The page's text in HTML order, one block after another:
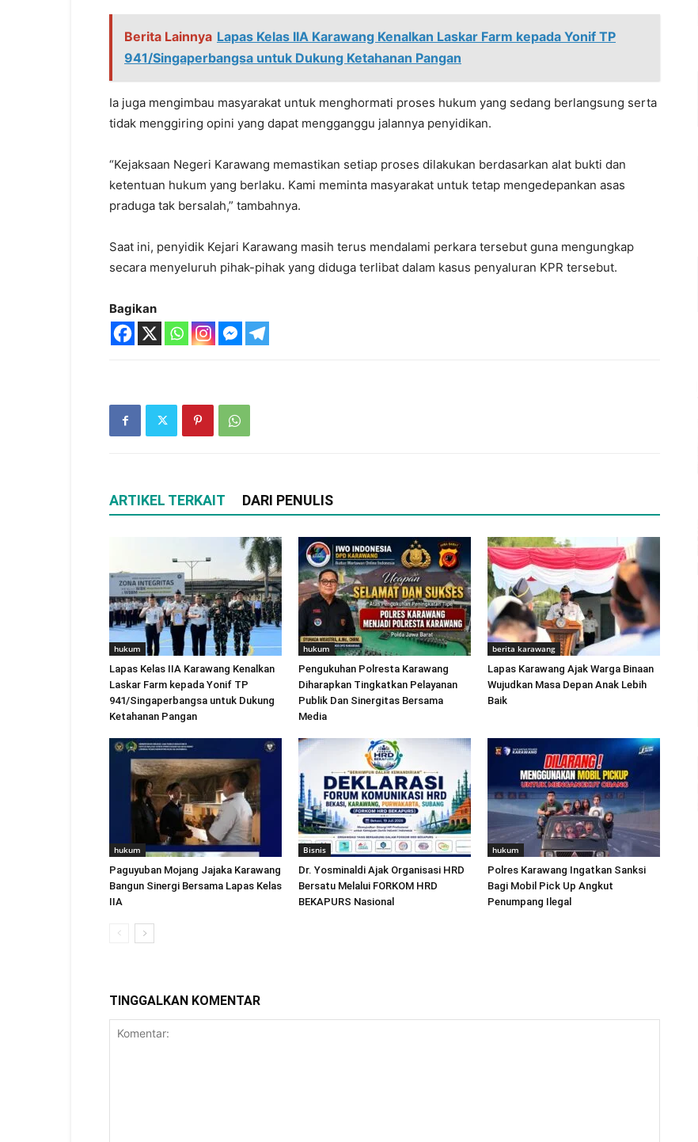
Berita Lainnya Lapas Kelas IIA Karawang Kenalkan Laskar Farm kepada Yonif TP
941/Singaperbangsa untuk Dukung Ketahanan Pangan
Ia juga mengimbau masyarakat untuk menghormati proses hukum yang sedang berlangsung serta
tidak menggiring opini yang dapat mengganggu jalannya penyidikan.
“Kejaksaan Negeri Karawang memastikan setiap proses dilakukan berdasarkan alat bukti dan
ketentuan hukum yang berlaku. Kami meminta masyarakat untuk tetap mengedepankan asas
praduga tak bersalah,” tambahnya.
Saat ini, penyidik Kejari Karawang masih terus mendalami perkara tersebut guna mengungkap
secara menyeluruh pihak-pihak yang diduga terlibat dalam kasus penyaluran KPR tersebut.
Bagikan
ARTIKEL TERKAIT DARI PENULIS
hukum
Lapas Kelas IIA Karawang Kenalkan
Laskar Farm kepada Yonif TP
941/Singaperbangsa untuk Dukung
Ketahanan Pangan
hukum
Pengukuhan Polresta Karawang
Diharapkan Tingkatkan Pelayanan
Publik Dan Sinergitas Bersama
Media
berita karawang
Lapas Karawang Ajak Warga Binaan
Wujudkan Masa Depan Anak Lebih
Baik
hukum
Paguyuban Mojang Jajaka Karawang
Bangun Sinergi Bersama Lapas Kelas
IIA
Bisnis
Dr. Yosminaldi Ajak Organisasi HRD
Bersatu Melalui FORKOM HRD
BEKAPURS Nasional
hukum
Polres Karawang Ingatkan Sanksi
Bagi Mobil Pick Up Angkut
Penumpang Ilegal
TINGGALKAN KOMENTAR